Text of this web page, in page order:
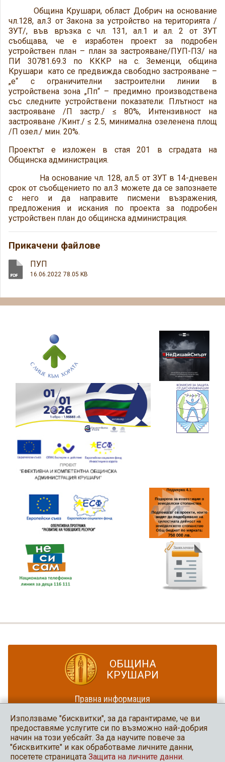
Община Крушари, област Добрич на основание
чл.128, ал.3 от Закона за устройство на територията /
ЗУТ/, във връзка с чл. 131, ал.1 и ал. 2 от ЗУТ
съобщава, че е изработен проект за подробен
устройствен план – план за застрояване/ПУП-ПЗ/ на
ПИ 30781.69.3 по КККР на с. Земенци, община
Крушари като се предвижда свободно застрояване –
„е“ с ограничителни застроителни линии в
устройствена зона „Пп“ – предимно производствена
със следните устройствени показатели: Плътност на
застрояване /П застр./ ≤ 80%, Интензивност на
застрояване /Кинт./ ≤ 2.5, минимална озеленена площ
/П озел./ мин. 20%.
Проектът е изложен в стая 201 в сградата на
Общинска администрация.
На основание чл. 128, ал.5 от ЗУТ в 14-дневен
срок от съобщението по ал.3 можете да се запознаете
с него и да направите писмени възражения,
предложения и искания по проекта за подробен
устройствен план до общинска администрация.
Прикачени файлове
ПУП
16.06.2022 78.05 KB
ОБЩИНА
КРУШАРИ
Правна информация
Карта на сайта
Община Крушари
в социалните мрежи
Използваме "бисквитки", за да гарантираме, че ви
предоставяме услугите си по възможно най-добрия
начин на този уебсайт. За да научите повече за
"бисквитките" и как обработваме личните данни,
посетете страницата Защита на личните данни.